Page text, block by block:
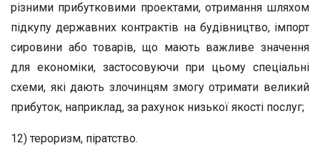
різними прибутковими проектами, отримання шляхом
підкупу державних контрактів на будівництво, імпорт
сировини або товарів, що мають важливе значення
для економіки, застосовуючи при цьому спеціальні
схеми, які дають злочинцям змогу отримати великий
прибуток, наприклад, за рахунок низької якості послуг;
12) тероризм, піратство.